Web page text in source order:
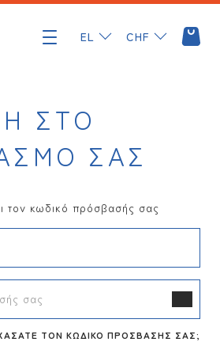
ΥΠΟΓΡΑΦΗ
ΟΜΑΔΑ
ΣΥΛΛΟΓΕΣ
MATAKI
ΗΛΙΟΣ
ΛΙΘΟΙ
ΔΙΑΜΑΝΤΙ ΜΟΥ
EL CHF
ΣΤΟ
ΣΑΣ
τον κωδικό πρόσβασής σας
σας
ΤΟΝ ΚΩΔΙΚΌ ΠΡΌΣΒΑΣΉΣ ΣΑΣ;